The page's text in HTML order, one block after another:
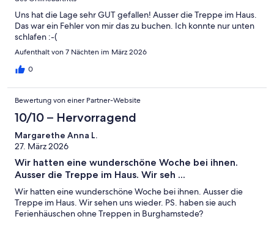
Uns hat die Lage sehr GUT gefallen! Ausser die Treppe im Haus.
Das war ein Fehler von mir das zu buchen. Ich konnte nur unten
schlafen :-(
Aufenthalt von 7 Nächten im März 2026
0
Bewertung von einer Partner-Website
10/10 – Hervorragend
Margarethe Anna L.
27. März 2026
Wir hatten eine wunderschöne Woche bei ihnen.
Ausser die Treppe im Haus. Wir seh ...
Wir hatten eine wunderschöne Woche bei ihnen. Ausser die
Treppe im Haus. Wir sehen uns wieder. PS. haben sie auch
Ferienhäuschen ohne Treppen in Burghamstede?